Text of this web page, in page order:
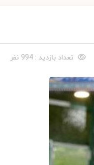
تعداد بازدید : 994 نفر